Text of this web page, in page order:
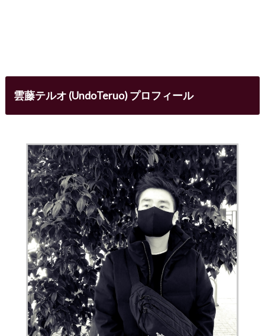
雲藤テルオ (UndoTeruo) プロフィール